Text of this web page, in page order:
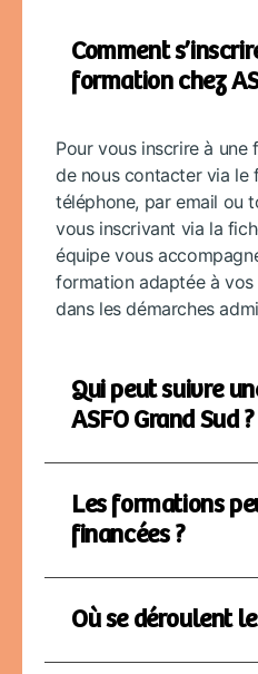
Comment
formation chez
Pour vous inscrire à
de nous contacter via le
téléphone, par email ou
vous inscrivant via la
équipe vous
formation adaptée à
dans les démarches
Qui peut suivre
ASFO Grand Sud ?
Les formations
financées ?
Où se déroulent